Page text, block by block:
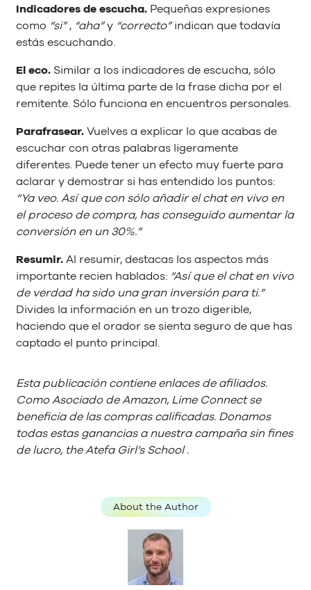
Indicadores de escucha. Pequeñas expresiones
como “si”, “aha”y “correcto”indican que todavía
estás escuchando.
El eco. Similar a los indicadores de escucha, sólo
que repites la última parte de la frase dicha por el
remitente. Sólo funciona en encuentros personales.
Parafrasear.Vuelves a explicar lo que acabas de
escuchar con otras palabras ligeramente
diferentes. Puede tener un efecto muy fuerte para
aclarar y demostrar si has entendido los puntos:
“Ya veo. Así que con sólo añadir el chat en vivo en
el proceso de compra, has conseguido aumentar la
conversión en un 30%.”
Resumir.Al resumir, destacas los aspectos más
importante recien hablados: “Así que el chat en vivo
de verdad ha sido una gran inversión para ti.”
Divides la información en un trozo digerible,
haciendo que el orador se sienta seguro de que has
captado el punto principal.
Esta publicación contiene enlaces de afiliados.
Como Asociado de Amazon, Lime Connect se
beneficia de las compras calificadas. Donamos
todas estas ganancias a nuestra campaña sin fines
de lucro, the Atefa Girl’s School .
About the Author